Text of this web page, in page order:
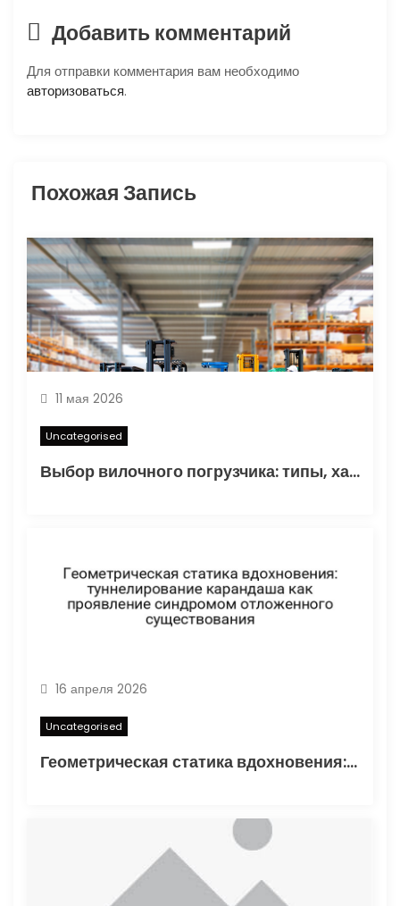
я
п
о
а
и
с
я
м
Добавить комментарий
Для отправки комментария вам необходимо
авторизоваться.
Похожая Запись
11 мая 2026
Uncategorised
Выбор вилочного погрузчика: типы, характеристики и области применения
16 апреля 2026
Uncategorised
Геометрическая статика вдохновения: туннелирование карандаша как проявление синдромом отложенного существования